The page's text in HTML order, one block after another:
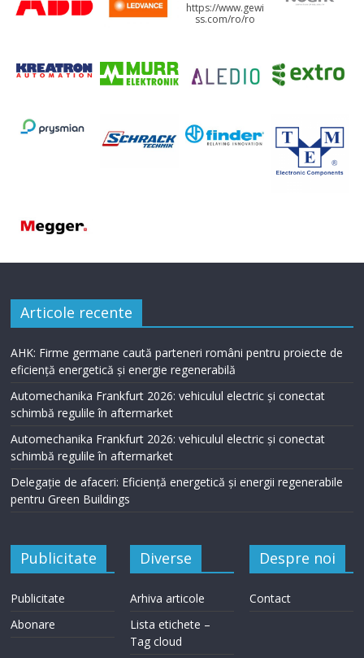
https://www.gewi
ss.com/ro/ro
Articole recente
AHK: Firme germane caută parteneri români pentru proiecte de
eficiență energetică și energie regenerabilă
Automechanika Frankfurt 2026: vehiculul electric și conectat
schimbă regulile în aftermarket
Automechanika Frankfurt 2026: vehiculul electric și conectat
schimbă regulile în aftermarket
Delegație de afaceri: Eficiență energetică și energii regenerabile
pentru Green Buildings
Publicitate
Publicitate
Abonare
Diverse
Arhiva articole
Lista etichete –
Tag cloud
Despre noi
Contact